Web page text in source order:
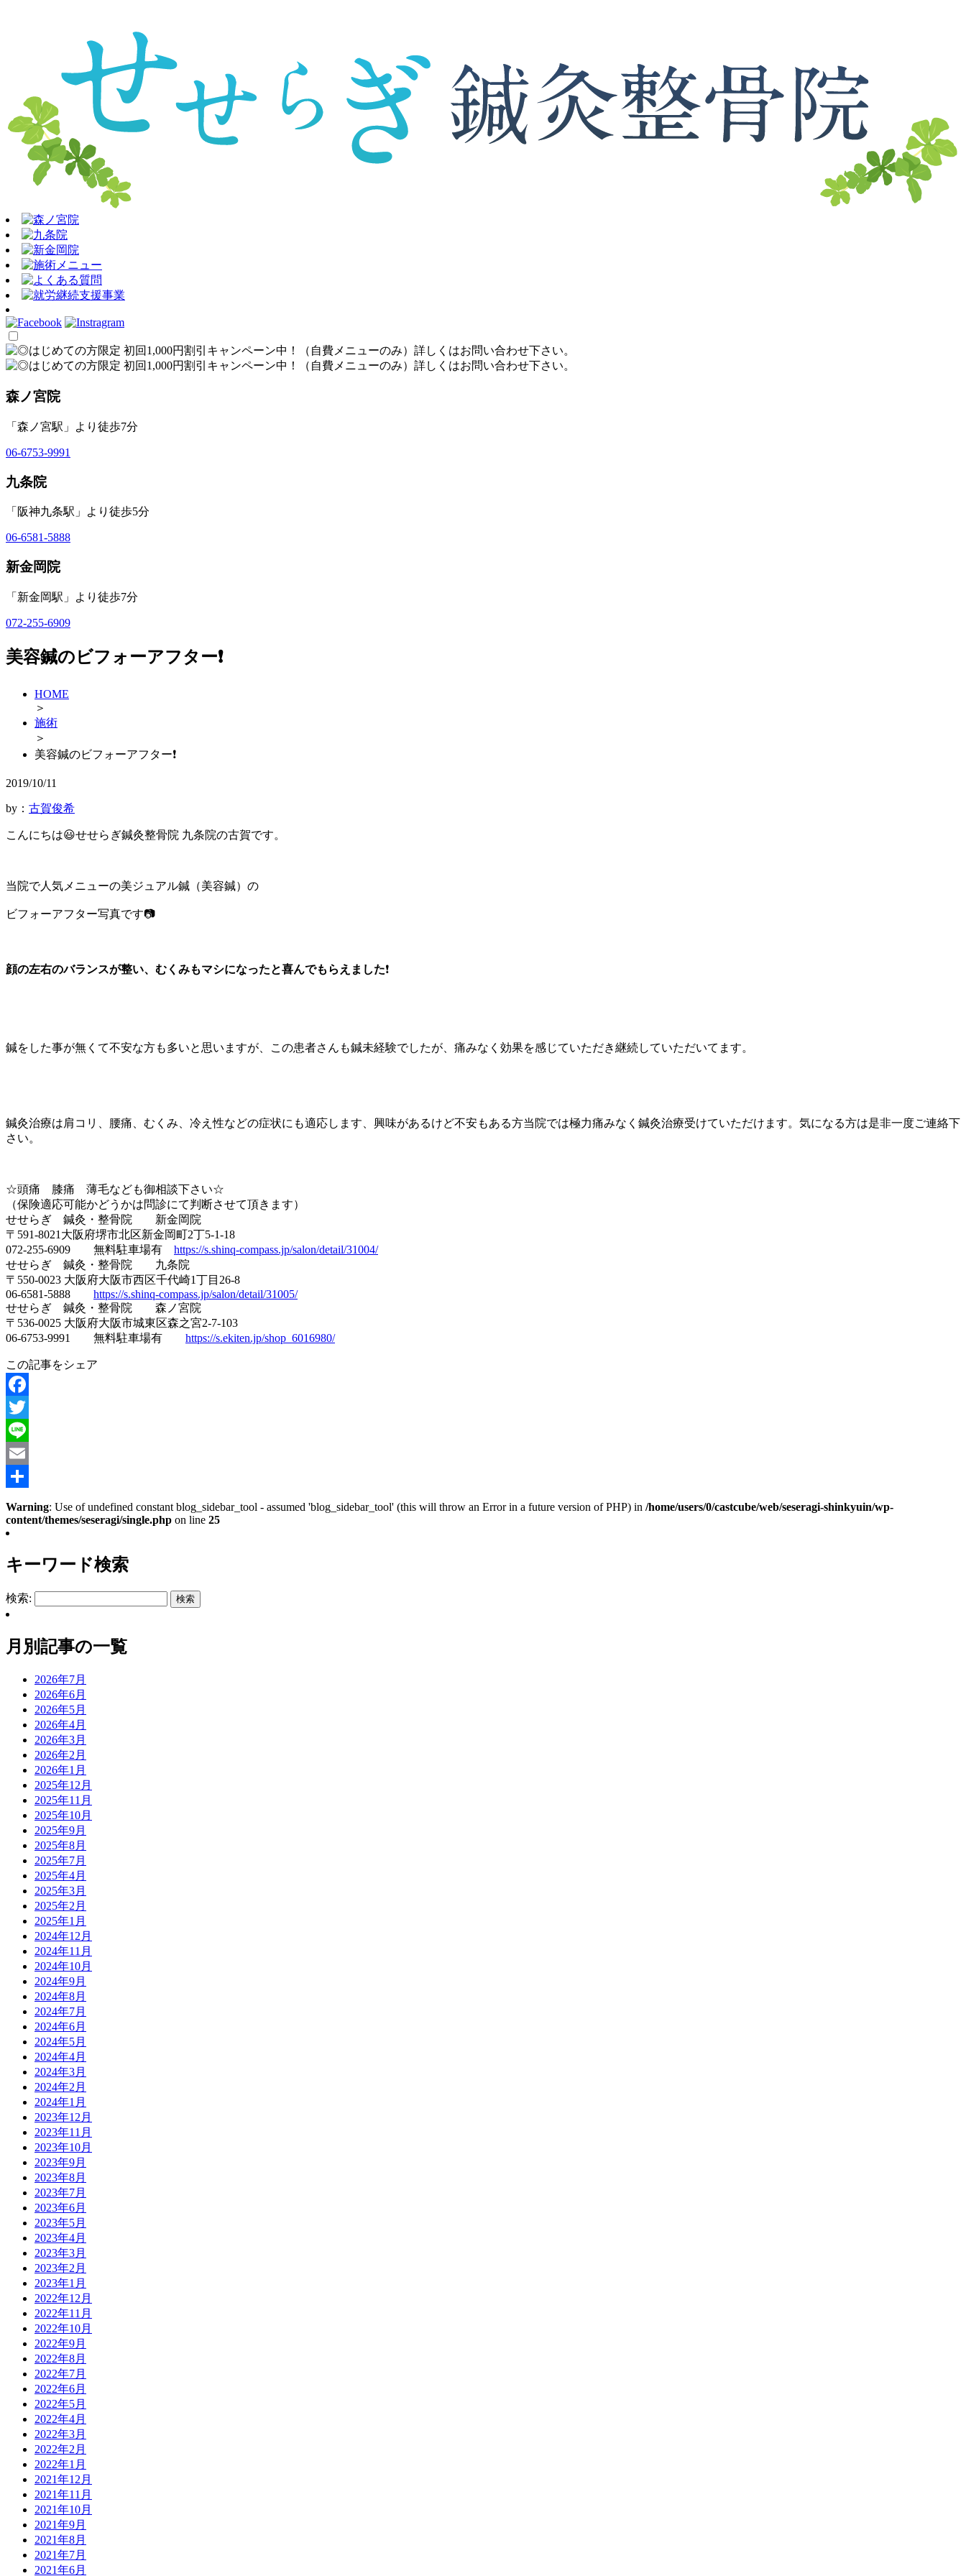
森ノ宮院
「森ノ宮駅」より徒歩7分
06-6753-9991
九条院
「阪神九条駅」より徒歩5分
06-6581-5888
新金岡院
「新金岡駅」より徒歩7分
072-255-6909
美容鍼のビフォーアフター❗️
HOME
＞
施術
＞
美容鍼のビフォーアフター❗️
2019/10/11
by： 古賀俊希
こんにちは😃せせらぎ鍼灸整骨院 九条院の古賀です。
当院で人気メニューの美ジュアル鍼（美容鍼）の
ビフォーアフター写真です📷
顔の左右のバランスが整い、むくみもマシになったと喜んでもらえました❗️
鍼をした事が無くて不安な方も多いと思いますが、この患者さんも鍼未経験でしたが、痛みなく効果を感じていただき継続していただいてます。
鍼灸治療は肩コリ、腰痛、むくみ、冷え性などの症状にも適応します、興味があるけど不安もある方当院では極力痛みなく鍼灸治療受けていただけます。気になる方は是非一度ご連絡下
さい。
☆頭痛 膝痛 薄毛なども御相談下さい☆
（保険適応可能かどうかは問診にて判断させて頂きます）
せせらぎ 鍼灸・整骨院 新金岡院
〒591-8021大阪府堺市北区新金岡町2丁5-1-18
072-255-6909 無料駐車場有 https://s.shinq-compass.jp/salon/detail/31004/
せせらぎ 鍼灸・整骨院 九条院
〒550-0023 大阪府大阪市西区千代崎1丁目26-8
06-6581-5888 https://s.shinq-compass.jp/salon/detail/31005/
せせらぎ 鍼灸・整骨院 森ノ宮院
〒536-0025 大阪府大阪市城東区森之宮2-7-103
06-6753-9991 無料駐車場有 https://s.ekiten.jp/shop_6016980/
この記事をシェア
Facebook
Twitter
Line
Email
有
Warning: Use of undefined constant blog_sidebar_tool - assumed 'blog_sidebar_tool' (this will throw an Error in a future version of PHP) in /home/users/0/castcube/web/seseragi-shinkyuin/wp-
content/themes/seseragi/single.php on line 25
キーワード検索
検索:
月別記事の一覧
2026年7月
2026年6月
2026年5月
2026年4月
2026年3月
2026年2月
2026年1月
2025年12月
2025年11月
2025年10月
2025年9月
2025年8月
2025年7月
2025年4月
2025年3月
2025年2月
2025年1月
2024年12月
2024年11月
2024年10月
2024年9月
2024年8月
2024年7月
2024年6月
2024年5月
2024年4月
2024年3月
2024年2月
2024年1月
2023年12月
2023年11月
2023年10月
2023年9月
2023年8月
2023年7月
2023年6月
2023年5月
2023年4月
2023年3月
2023年2月
2023年1月
2022年12月
2022年11月
2022年10月
2022年9月
2022年8月
2022年7月
2022年6月
2022年5月
2022年4月
2022年3月
2022年2月
2022年1月
2021年12月
2021年11月
2021年10月
2021年9月
2021年8月
2021年7月
2021年6月